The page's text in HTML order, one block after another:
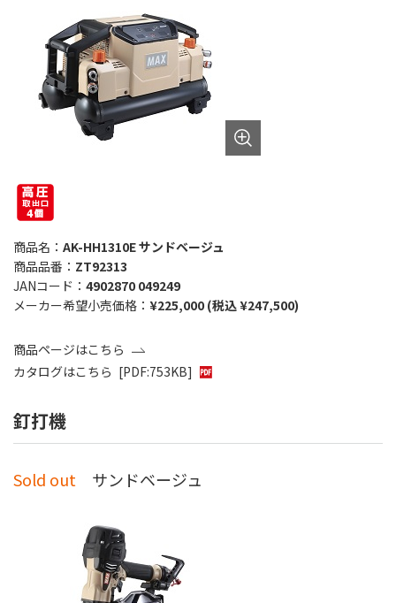
商品名： AK-HH1310E サンドベージュ
商品品番： ZT92313
JANコード： 4902870 049249
メーカー希望小売価格： ¥225,000 (税込 ¥247,500)
商品ページはこちら
カタログはこちら [PDF:753KB]
釘打機
Sold out サンドベージュ